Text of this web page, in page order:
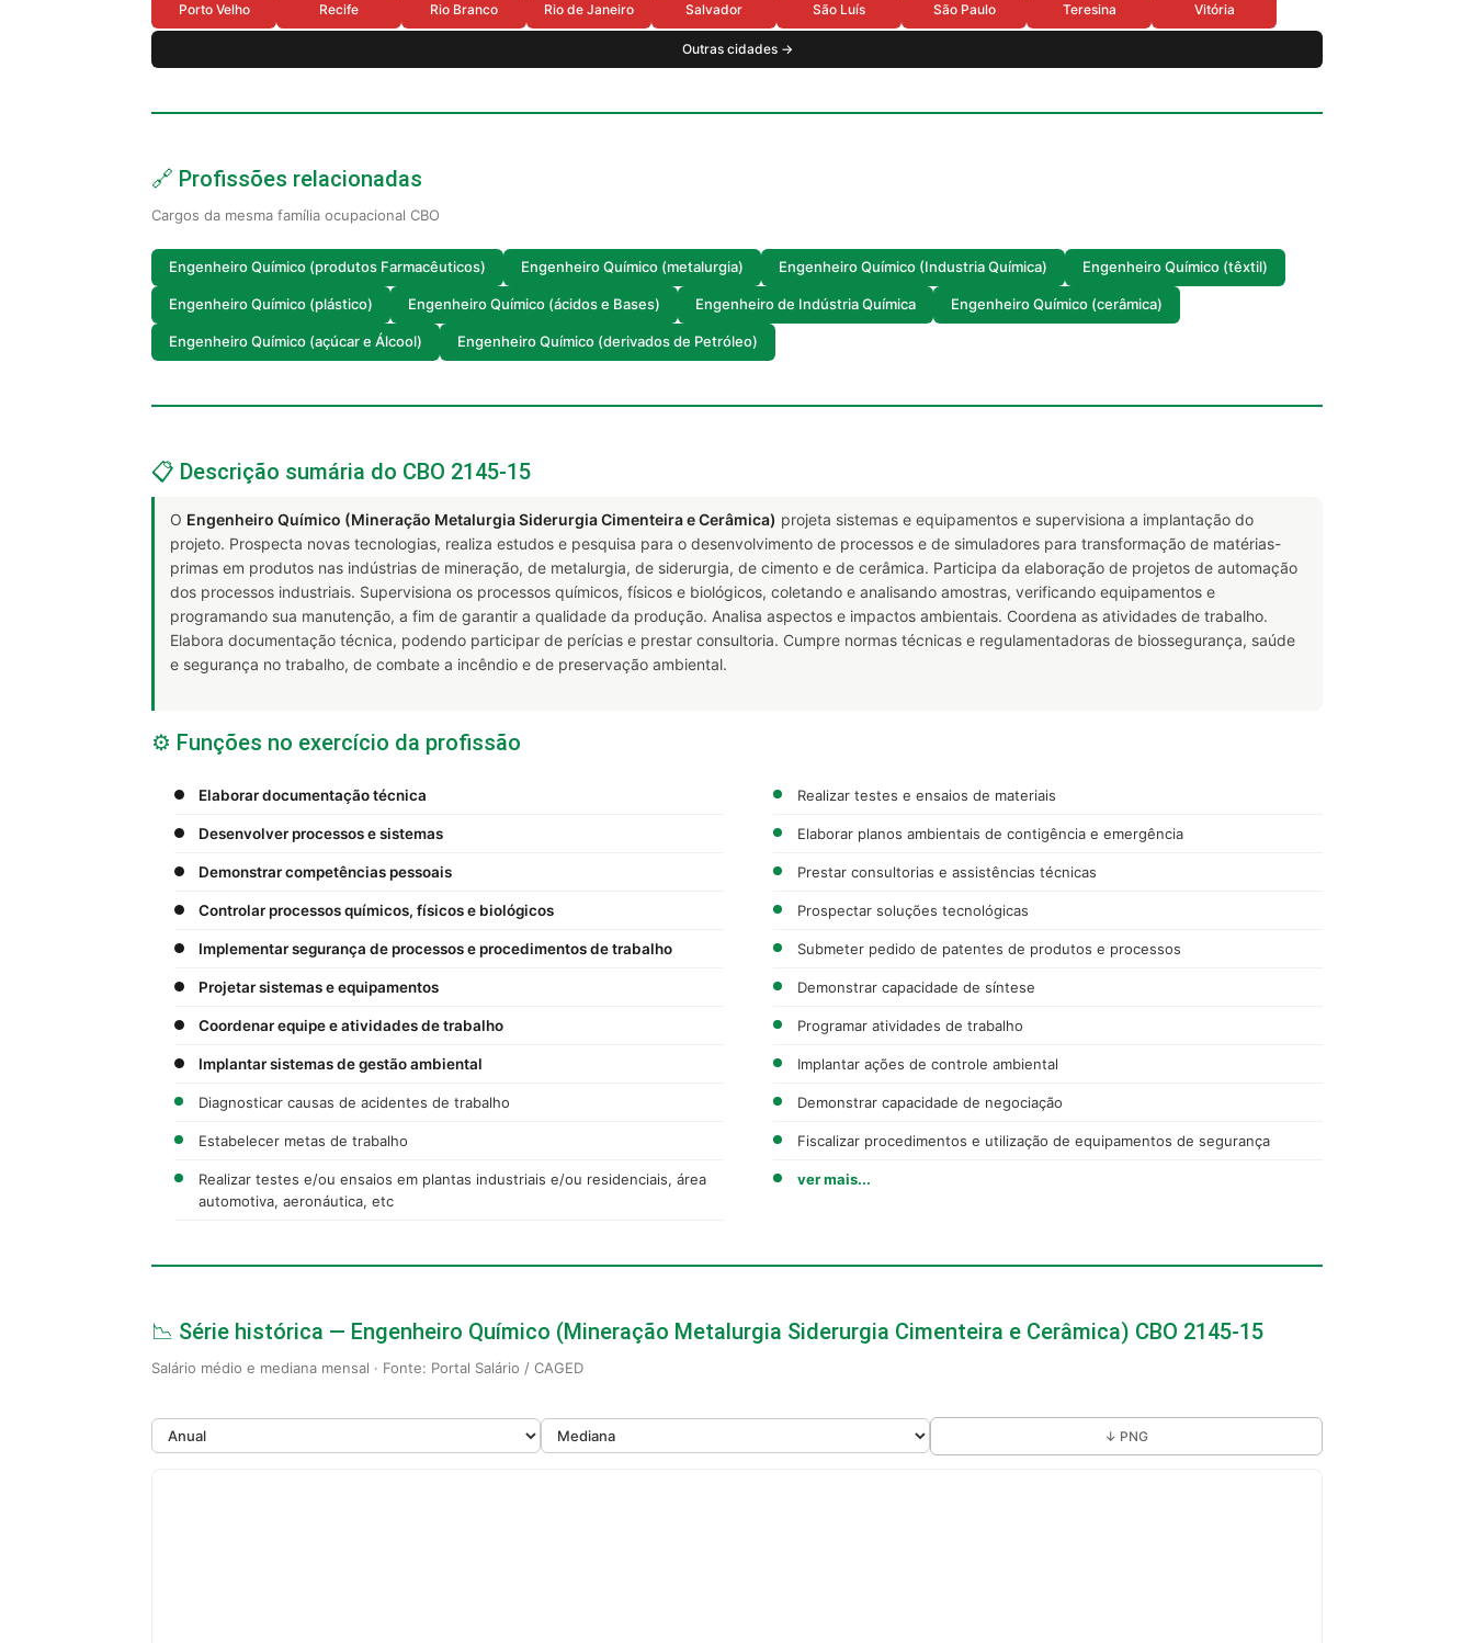
Porto Velho Recife Rio Branco Rio de Janeiro Salvador São Luís São Paulo Teresina Vitória
Outras cidades →
🔗 Profissões relacionadas
Cargos da mesma família ocupacional CBO
Engenheiro Químico (produtos Farmacêuticos) Engenheiro Químico (metalurgia) Engenheiro Químico (Industria Química) Engenheiro Químico (têxtil)
Engenheiro Químico (plástico) Engenheiro Químico (ácidos e Bases) Engenheiro de Indústria Química Engenheiro Químico (cerâmica)
Engenheiro Químico (açúcar e Álcool) Engenheiro Químico (derivados de Petróleo)
📋 Descrição sumária do CBO 2145-15
O Engenheiro Químico (Mineração Metalurgia Siderurgia Cimenteira e Cerâmica) projeta sistemas e equipamentos e supervisiona a implantação do
projeto. Prospecta novas tecnologias, realiza estudos e pesquisa para o desenvolvimento de processos e de simuladores para transformação de matérias-
primas em produtos nas indústrias de mineração, de metalurgia, de siderurgia, de cimento e de cerâmica. Participa da elaboração de projetos de automação
dos processos industriais. Supervisiona os processos químicos, físicos e biológicos, coletando e analisando amostras, verificando equipamentos e
programando sua manutenção, a fim de garantir a qualidade da produção. Analisa aspectos e impactos ambientais. Coordena as atividades de trabalho.
Elabora documentação técnica, podendo participar de perícias e prestar consultoria. Cumpre normas técnicas e regulamentadoras de biossegurança, saúde
e segurança no trabalho, de combate a incêndio e de preservação ambiental.
⚙️ Funções no exercício da profissão
Elaborar documentação técnica
Desenvolver processos e sistemas
Demonstrar competências pessoais
Controlar processos químicos, físicos e biológicos
Implementar segurança de processos e procedimentos de trabalho
Projetar sistemas e equipamentos
Coordenar equipe e atividades de trabalho
Implantar sistemas de gestão ambiental
Diagnosticar causas de acidentes de trabalho
Estabelecer metas de trabalho
Realizar testes e/ou ensaios em plantas industriais e/ou residenciais, área
automotiva, aeronáutica, etc
Realizar testes e ensaios de materiais
Elaborar planos ambientais de contigência e emergência
Prestar consultorias e assistências técnicas
Prospectar soluções tecnológicas
Submeter pedido de patentes de produtos e processos
Demonstrar capacidade de síntese
Programar atividades de trabalho
Implantar ações de controle ambiental
Demonstrar capacidade de negociação
Fiscalizar procedimentos e utilização de equipamentos de segurança
ver mais...
📉 Série histórica — Engenheiro Químico (Mineração Metalurgia Siderurgia Cimenteira e Cerâmica) CBO 2145-15
Salário médio e mediana mensal · Fonte: Portal Salário / CAGED
↓ PNG